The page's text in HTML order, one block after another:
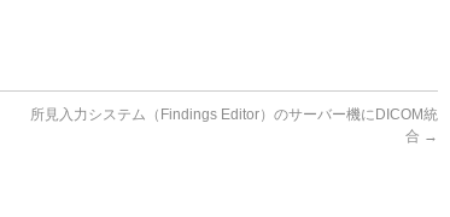
所見入力システム（Findings Editor）のサーバー機にDICOM統
合 →